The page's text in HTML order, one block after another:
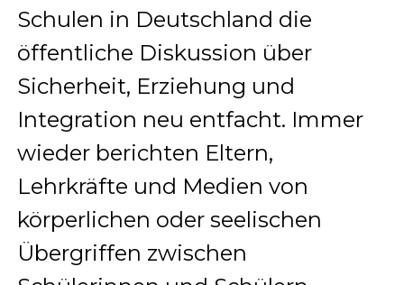
Schulen in Deutschland die
öffentliche Diskussion über
Sicherheit, Erziehung und
Integration neu entfacht. Immer
wieder berichten Eltern,
Lehrkräfte und Medien von
körperlichen oder seelischen
Übergriffen zwischen